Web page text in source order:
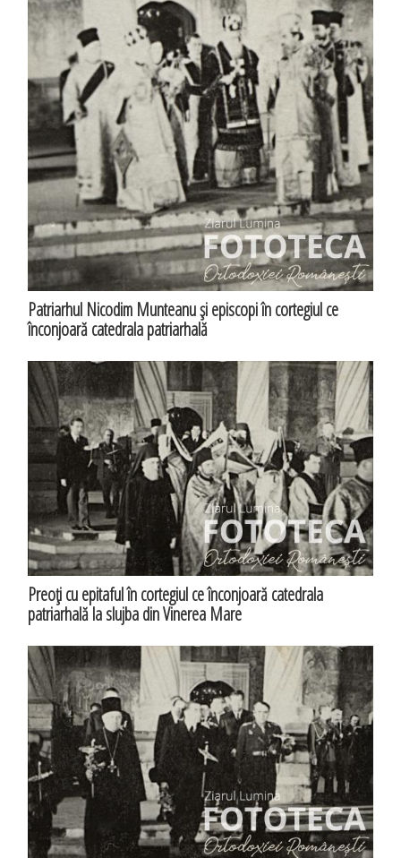
Patriarhul Nicodim Munteanu şi episcopi în cortegiul ce
înconjoară catedrala patriarhală
Preoţi cu epitaful în cortegiul ce înconjoară catedrala
patriarhală la slujba din Vinerea Mare